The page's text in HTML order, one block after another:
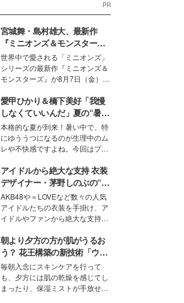
PR
宮城舞・島村雄大、最新作
『ミニオンズ＆モンスター
ズ』の魅力熱弁 ハチャメチャ
だけじゃない“友情と絆”に感
動
世界中で愛される「ミニオンズ」
シリーズの最新作『ミニオンズ＆
モンスターズ』が8月7日（金）に
ニオン好き”という共通点を持つモ
デルの宮城舞と島村雄大の特別対
談をお届け！それぞれの視点か
ら、今作ならではの魅力や予想外
の感動をもたらす奥深いストーリ
ーについて熱く語り合ってもらっ
た。
愛甲ひかり＆橋下美好「我慢
しなくていいんだ」夏の“暑さ
対策”の新しい選択肢とは？
本格的な夏が到来！暑い中で、特
にゆううつになるのが生理中のム
レや不快感ですよね。今回はプラ
モデル・愛甲ひかりさんと橋下美
好さんを迎えて本音で女子会トー
ク。猛暑のお出かけを快適に過ご
すヒントや、2人が感動した夏の
生理の新常識にも迫りました。
アイドルから絶大な支持 衣装
デザイナー・茅野しのぶの“可
愛い”を作る美学＜「シチズン
クロスシー」インタビュー＞
AKB48や＝LOVEなど数々の人気
アイドルたちの衣装を手掛け、ア
イドルやファンから絶大な支持を
取締役兼クリエイティブディレク
ター・茅野しのぶ。一人ひとりの
個性に寄り添い、魅力を引き出す
衣装作りは、多くの女性たちに勇
気と自信を与え続けている。
朝より夕方の方が肌がうるお
う？ 花王構築の新技術「ウォ
ーターキャプチャリングスキ
ン（捕水肌）」がスキンケア
の常識を変える予感
毎朝入念にスキンケアを行って
も、夕方には肌の乾燥を感じてし
まったり、保湿ミストが手放せな